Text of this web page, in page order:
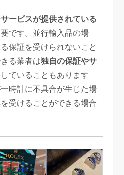
ービスが提供されている
です。並行輸入品の場
保証を受けられないこと
る業者は独自の保証やサ
ていることもあります
時計に不具合が生じた場
受けることができる場合